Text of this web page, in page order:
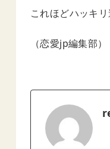
これほどハッキ
（恋愛jp編集部）